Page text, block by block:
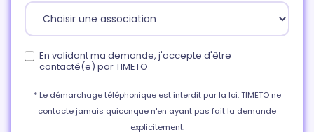
En validant ma demande, j'accepte d'être
contacté(e) par TIMETO
* Le démarchage téléphonique est interdit par la loi. TIMETO ne
contacte jamais quiconque n'en ayant pas fait la demande
explicitement.